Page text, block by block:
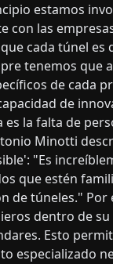
estamos
con las
cada túnel
tenemos que
de cada
de
es la falta de
Minotti
"Es
que estén
de túneles." Por
dentro de
Esto
especializado